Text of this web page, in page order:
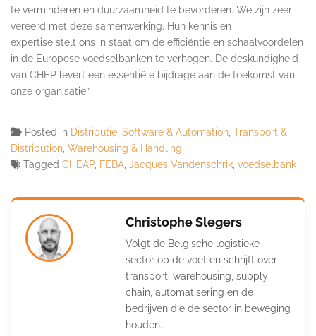
te verminderen en duurzaamheid te bevorderen. We zijn zeer
vereerd met deze samenwerking. Hun kennis en
expertise stelt ons in staat om de efficiëntie en schaalvoordelen
in de Europese voedselbanken te verhogen. De deskundigheid
van CHEP levert een essentiële bijdrage aan de toekomst van
onze organisatie.”
Posted in Distributie Software & Automation Transport &
Distribution Warehousing & Handling
Tagged CHEAP, FEBA Jacques Vandenschrik voedselbank
Christophe Slegers
Volgt de Belgische logistieke
sector op de voet en schrijft over
transport, warehousing, supply
chain, automatisering en de
bedrijven die de sector in beweging
houden.